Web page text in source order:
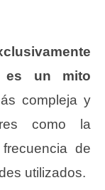
es un mito
compleja y
como la
de
utilizados.